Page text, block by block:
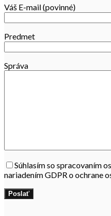
Váš E-mail (povinné)
Predmet
Správa
Súhlasím so spracovaním
nariadením GDPR o ochrane